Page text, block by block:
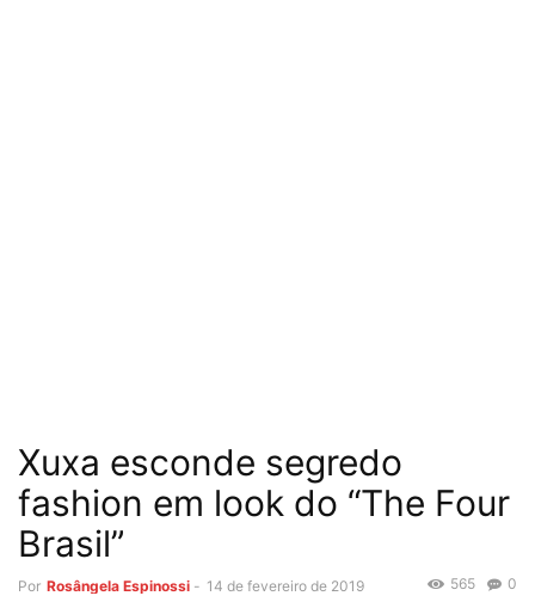
Xuxa esconde segredo
fashion em look do “The Four
Brasil”
Por Rosângela Espinossi - 14 de fevereiro de 2019 0
565